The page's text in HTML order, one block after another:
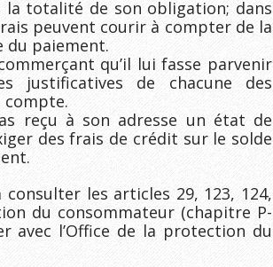
la totalité de son obligation; dans
peuvent courir à compter de la
du paiement.
qu’il lui fasse parvenir
justificatives de chacune des
compte.
reçu à son adresse un état de
des frais de crédit sur le solde
les articles 29, 123, 124,
du consommateur (chapitre P-
avec l’Office de la protection du